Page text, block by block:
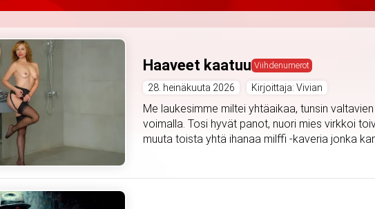
Haaveet kaatuu Viihdenumerot
28. heinäkuuta 2026 Kirjoittaja: Vivian
Me laukesimme miltei yhtäaikaa, tunsin
voimalla. Tosi hyvät panot, nuori mies virkkoi
muuta toista yhtä ihanaa milffi -kaveria jonka